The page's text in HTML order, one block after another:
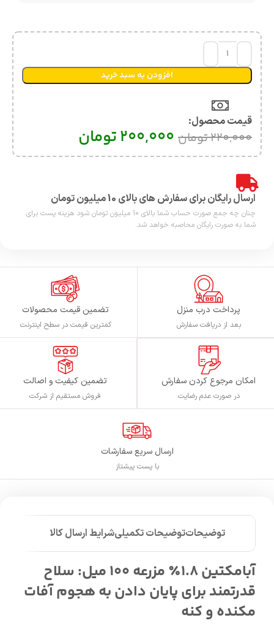
افزودن به سبد خرید
قیمت محصول:​
220,000تومان 200,000تومان
ارسال رایگان برای سفارش های بالای 10 میلیون تومان
چنان چه جمع صورت حساب شما بالای 10 میلیون تومان شود هزینه پست برای
شما به صورت رایگان محاصبه خواهد شد.
پرداخت درب منزل
بعد از دریافت سفارش
تضمین قیمت محصولات
کمترین قیمت در سطح اینترنت
امکان مرجوع کردن سفارش
در صورت عدم رضایت
تضمین کیفیت و اصالت
فروش مستقیم از شرکت
ارسال سریع سفارشات
با پست پیشتاز
توضیحاتتوضیحات تکمیلیشرایط ارسال کالا
آبامکتین ۱.۸٪ مزرعه ۱۰۰ میل: سلاح
قدرتمند برای پایان دادن به هجوم آفات
مکنده و کنه